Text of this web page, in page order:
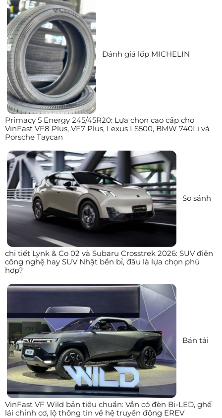
Đánh giá lốp MICHELIN
Primacy 5 Energy 245/45R20: Lựa chọn cao cấp cho
VinFast VF8 Plus, VF7 Plus, Lexus LS500, BMW 740Li và
Porsche Taycan
So sánh
chi tiết Lynk & Co 02 và Subaru Crosstrek 2026: SUV điện
công nghệ hay SUV Nhật bền bỉ, đâu là lựa chọn phù
hợp?
Bán tải
VinFast VF Wild bản tiêu chuẩn: Vẫn có đèn Bi-LED, ghế
lái chỉnh cơ, lộ thông tin về hệ truyền động EREV